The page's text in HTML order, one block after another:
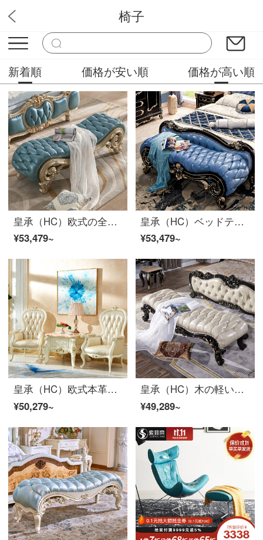
華やか家具
椅子
新着順 価格が安い順 価格が高い順
皇承（HC）欧式の全実木彫刻のベッドの尾の腰掛けは金の寝室のベッドサイドの畳の腰掛けの組合せの104の純度の高い黄金の彫刻のベッドの尾の腰掛けを描写します。
¥53,479~
皇承（HC）ベッドテールベンチ木のベッドの尾のベンチ寝室家具のベッドサイドのベンチのセット104【洋式黒古典】ベッドの尾のベンチのロイヤルブルー
¥53,479~
皇承（HC）欧式本革椅子レジャー商談椅子高級彫刻シート912欧式実木レジャーチェア【手すり付き】
¥50,279~
皇承（HC）木の軽い贅沢なベッドの尾の腰掛け欧米式寝室のベッドの尾の長い腰掛けは靴の腰掛けを交換します。
¥49,289~